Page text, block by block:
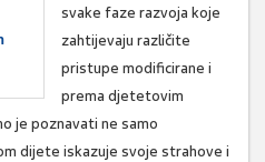
svake faze razvoja koje
zahtijevaju različite
pristupe modificirane i
prema djetetovim
je poznavati ne samo
dijete iskazuje svoje strahove i